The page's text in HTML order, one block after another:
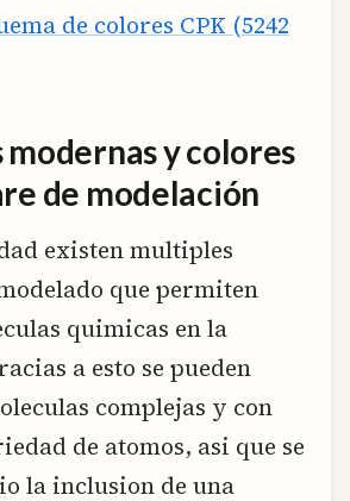
de colores CPK (5242
y colores
de modelación
existen multiples
que permiten
quimicas en la
a esto se pueden
complejas y con
de atomos, asi que se
la inclusion de una